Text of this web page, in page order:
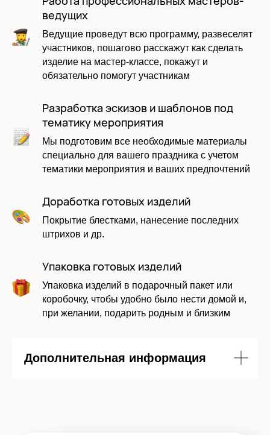
ведущих
Ведущие проведут всю программу, развеселят
участников, пошагово расскажут как сделать
изделие на мастер-классе, покажут и
обязательно помогут участникам
Разработка эскизов и шаблонов под
тематику мероприятия
Мы подготовим все необходимые материалы
специально для вашего праздника с учетом
тематики мероприятия и ваших предпочтений
Доработка готовых изделий
Покрытие блестками, нанесение последних
штрихов и др.
Упаковка готовых изделий
Упаковка изделий в подарочный пакет или
коробочку, чтобы удобно было нести домой и,
при желании, подарить родным и близким
Дополнительная информация
Даю согласие на обработку моих
персональных данных в соответствии с
политикой